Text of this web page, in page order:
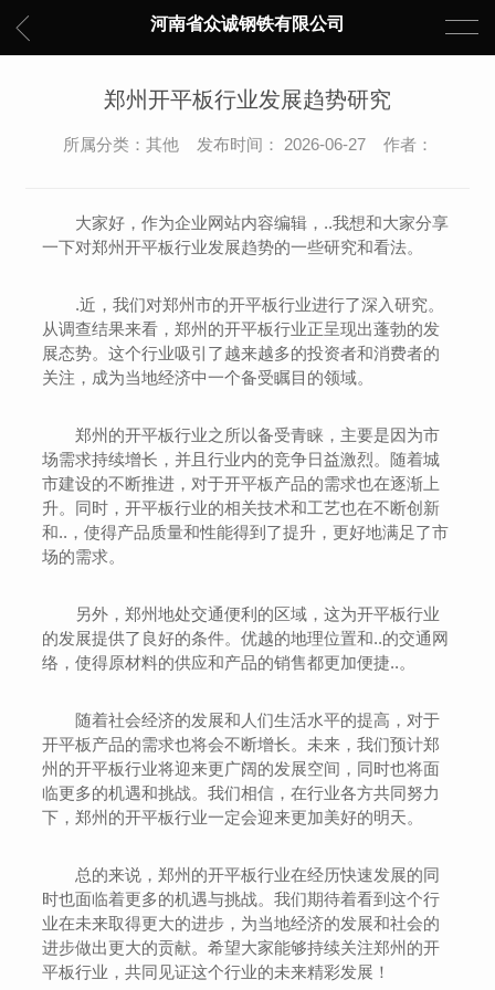
河南省众诚钢铁有限公司
郑州开平板行业发展趋势研究
所属分类：其他 发布时间： 2026-06-27 作者：
大家好，作为企业网站内容编辑，..我想和大家分享
一下对郑州开平板行业发展趋势的一些研究和看法。
.近，我们对郑州市的开平板行业进行了深入研究。
从调查结果来看，郑州的开平板行业正呈现出蓬勃的发
展态势。这个行业吸引了越来越多的投资者和消费者的
关注，成为当地经济中一个备受瞩目的领域。
郑州的开平板行业之所以备受青睐，主要是因为市
场需求持续增长，并且行业内的竞争日益激烈。随着城
市建设的不断推进，对于开平板产品的需求也在逐渐上
升。同时，开平板行业的相关技术和工艺也在不断创新
和..，使得产品质量和性能得到了提升，更好地满足了市
场的需求。
另外，郑州地处交通便利的区域，这为开平板行业
的发展提供了良好的条件。优越的地理位置和..的交通网
络，使得原材料的供应和产品的销售都更加便捷..。
随着社会经济的发展和人们生活水平的提高，对于
开平板产品的需求也将会不断增长。未来，我们预计郑
州的开平板行业将迎来更广阔的发展空间，同时也将面
临更多的机遇和挑战。我们相信，在行业各方共同努力
下，郑州的开平板行业一定会迎来更加美好的明天。
总的来说，郑州的开平板行业在经历快速发展的同
时也面临着更多的机遇与挑战。我们期待着看到这个行
业在未来取得更大的进步，为当地经济的发展和社会的
进步做出更大的贡献。希望大家能够持续关注郑州的开
平板行业，共同见证这个行业的未来精彩发展！